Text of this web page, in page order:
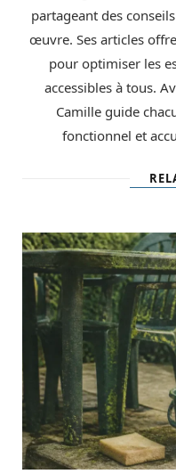
partageant des
œuvre. Ses articles
pour optimiser les
accessibles à tous.
Camille guide
fonctionnel et